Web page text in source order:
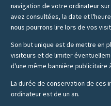
navigation de votre ordinateur
avez consultées, la date et
nous pourrons lire lors de vos
Son but unique est de mettre en
visiteurs et de limiter
d'une même bannière publicitaire
La durée de conservation de ces
ordinateur est de un an.